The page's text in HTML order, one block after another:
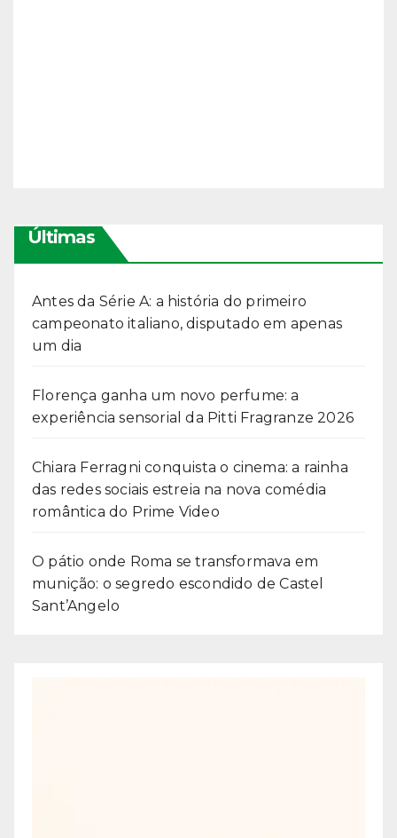
Últimas
Antes da Série A: a história do primeiro
campeonato italiano, disputado em apenas
um dia
Florença ganha um novo perfume: a
experiência sensorial da Pitti Fragranze 2026
Chiara Ferragni conquista o cinema: a rainha
das redes sociais estreia na nova comédia
romântica do Prime Video
O pátio onde Roma se transformava em
munição: o segredo escondido de Castel
Sant’Angelo